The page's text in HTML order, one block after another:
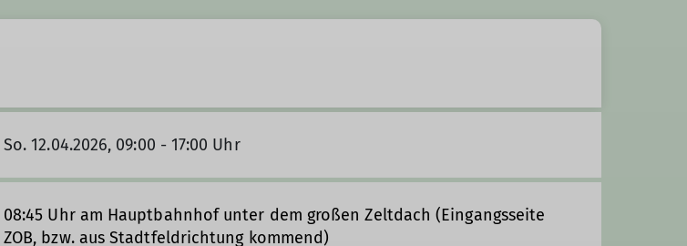
So. 12.04.2026, 09:00 - 17:00 Uhr
08:45 Uhr am Hauptbahnhof unter dem großen Zeltdach (Eingangsseite
ZOB, bzw. aus Stadtfeldrichtung kommend)